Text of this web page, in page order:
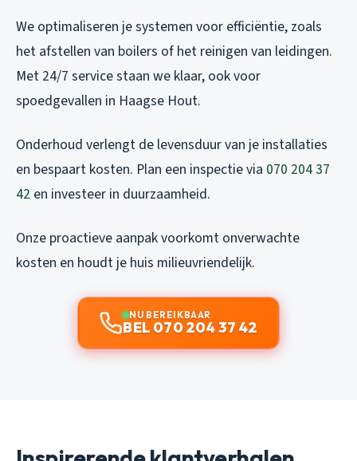
We optimaliseren je systemen voor efficiëntie, zoals
het afstellen van boilers of het reinigen van leidingen.
Met 24/7 service staan we klaar, ook voor
spoedgevallen in Haagse Hout.
Onderhoud verlengt de levensduur van je installaties
en bespaart kosten. Plan een inspectie via 070 204 37
42 en investeer in duurzaamheid.
Onze proactieve aanpak voorkomt onverwachte
kosten en houdt je huis milieuvriendelijk.
NU BEREIKBAAR
BEL 070 204 37 42